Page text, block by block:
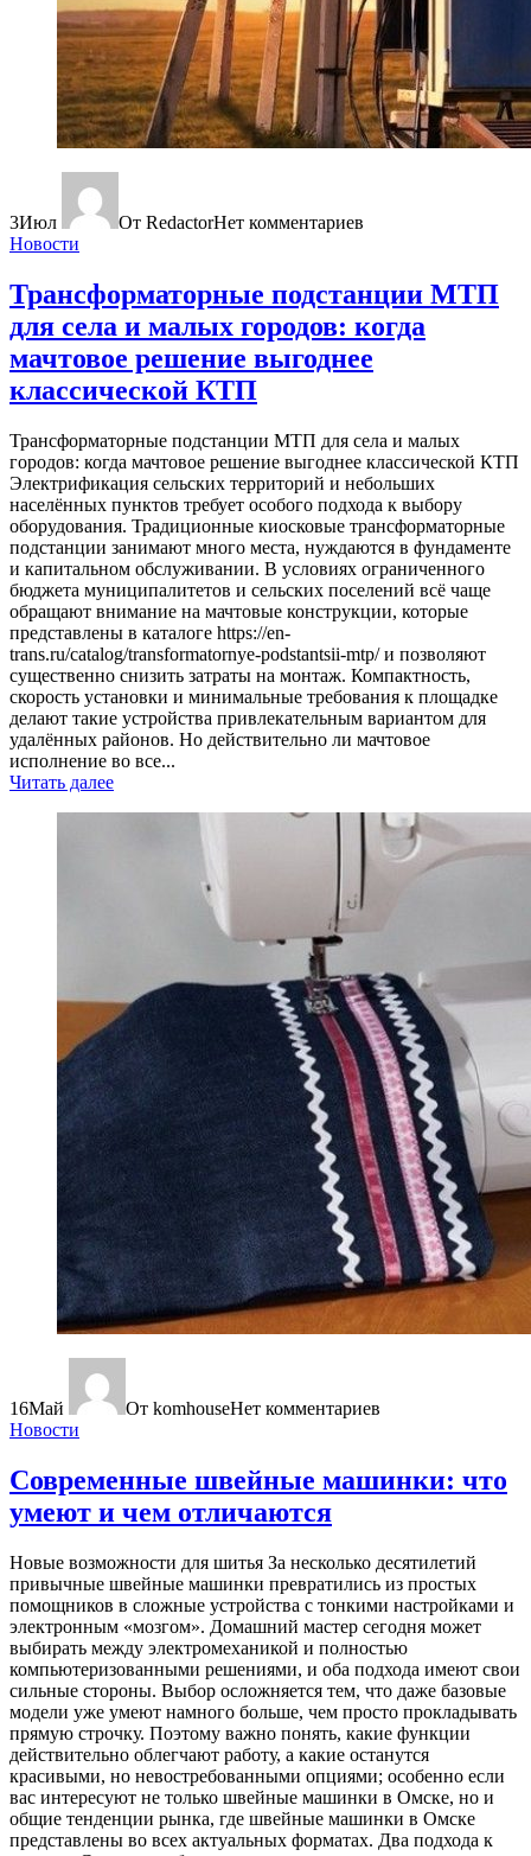
3Июл От RedactorНет комментариев
Новости
Трансформаторные подстанции МТП
для села и малых городов: когда
мачтовое решение выгоднее
классической КТП
Трансформаторные подстанции МТП для села и малых
городов: когда мачтовое решение выгоднее классической КТП
Электрификация сельских территорий и небольших
населённых пунктов требует особого подхода к выбору
оборудования. Традиционные киосковые трансформаторные
подстанции занимают много места, нуждаются в фундаменте
и капитальном обслуживании. В условиях ограниченного
бюджета муниципалитетов и сельских поселений всё чаще
обращают внимание на мачтовые конструкции, которые
представлены в каталоге https://en-
trans.ru/catalog/transformatornye-podstantsii-mtp/ и позволяют
существенно снизить затраты на монтаж. Компактность,
скорость установки и минимальные требования к площадке
делают такие устройства привлекательным вариантом для
удалённых районов. Но действительно ли мачтовое
исполнение во все...
Читать далее
16Май От komhouseНет комментариев
Новости
Современные швейные машинки: что
умеют и чем отличаются
Новые возможности для шитья За несколько десятилетий
привычные швейные машинки превратились из простых
помощников в сложные устройства с тонкими настройками и
электронным «мозгом». Домашний мастер сегодня может
выбирать между электромеханикой и полностью
компьютеризованными решениями, и оба подхода имеют свои
сильные стороны. Выбор осложняется тем, что даже базовые
модели уже умеют намного больше, чем просто прокладывать
прямую строчку. Поэтому важно понять, какие функции
действительно облегчают работу, а какие останутся
красивыми, но невостребованными опциями; особенно если
вас интересуют не только швейные машинки в Омске, но и
общие тенденции рынка, где швейные машинки в Омске
представлены во всех актуальных форматах. Два подхода к